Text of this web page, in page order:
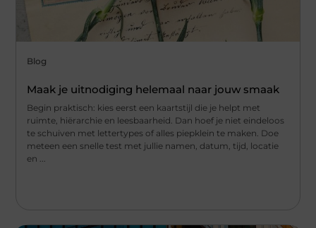
Blog
Maak je uitnodiging helemaal naar jouw smaak
Begin praktisch: kies eerst een kaartstijl die je helpt met
ruimte, hiërarchie en leesbaarheid. Dan hoef je niet eindeloos
te schuiven met lettertypes of alles piepklein te maken. Doe
meteen een snelle test met jullie namen, datum, tijd, locatie
en ...